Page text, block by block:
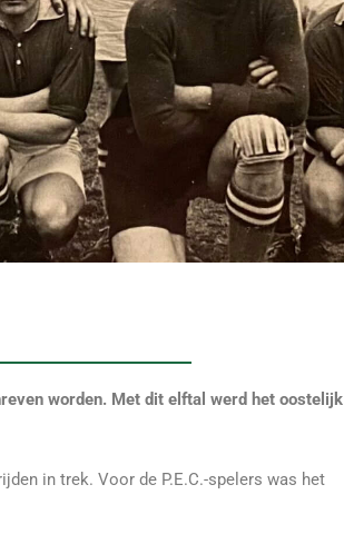
worden. Met dit elftal werd het oostelijk
in trek. Voor de P.E.C.-spelers was het